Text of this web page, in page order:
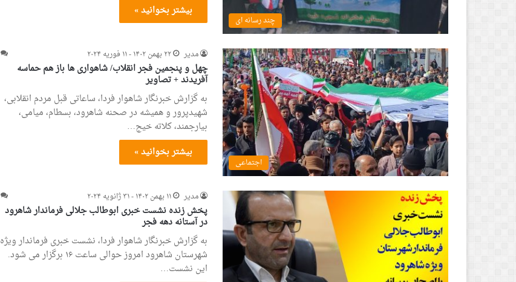
چند رسانه ای
بیشتر بخوانید »
اجتماعی
مدیر ۲۲ بهمن ۱۴۰۲ - ۱۱ فوریه ۲۰۲۴
چهل و پنجمین فجر انقلاب/ شاهواری ها باز هم حماسه
آفریدند + تصاویر
به گزارش خبرنگار شاهوار فردا، ساعاتی قبل مردم انقلابی،
شهیدپرور و همیشه در صحنه شاهرود، بسطام، میامی،
بیارجمند، کلاته خیج…
بیشتر بخوانید »
مدیر ۱۱ بهمن ۱۴۰۲ - ۳۱ ژانویه ۲۰۲۴
پخش زنده نشست خبری ابوطالب جلالی فرماندار شاهرود
در آستانه دهه فجر
به گزارش خبرنگار شاهوار فردا، نشست خبری فرماندار ویژه
شهرستان شاهرود امروز حوالی ساعت ۱۶ برگزار می شود.
این نشست…